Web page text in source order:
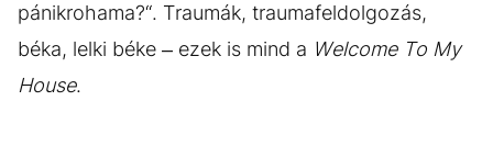
pánikrohama?“. Traumák, traumafeldolgozás,
béka, lelki béke – ezek is mind a Welcome To My
House.